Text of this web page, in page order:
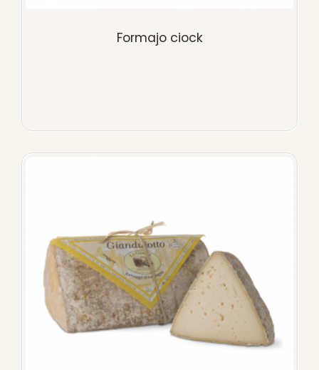
Formajo ciock